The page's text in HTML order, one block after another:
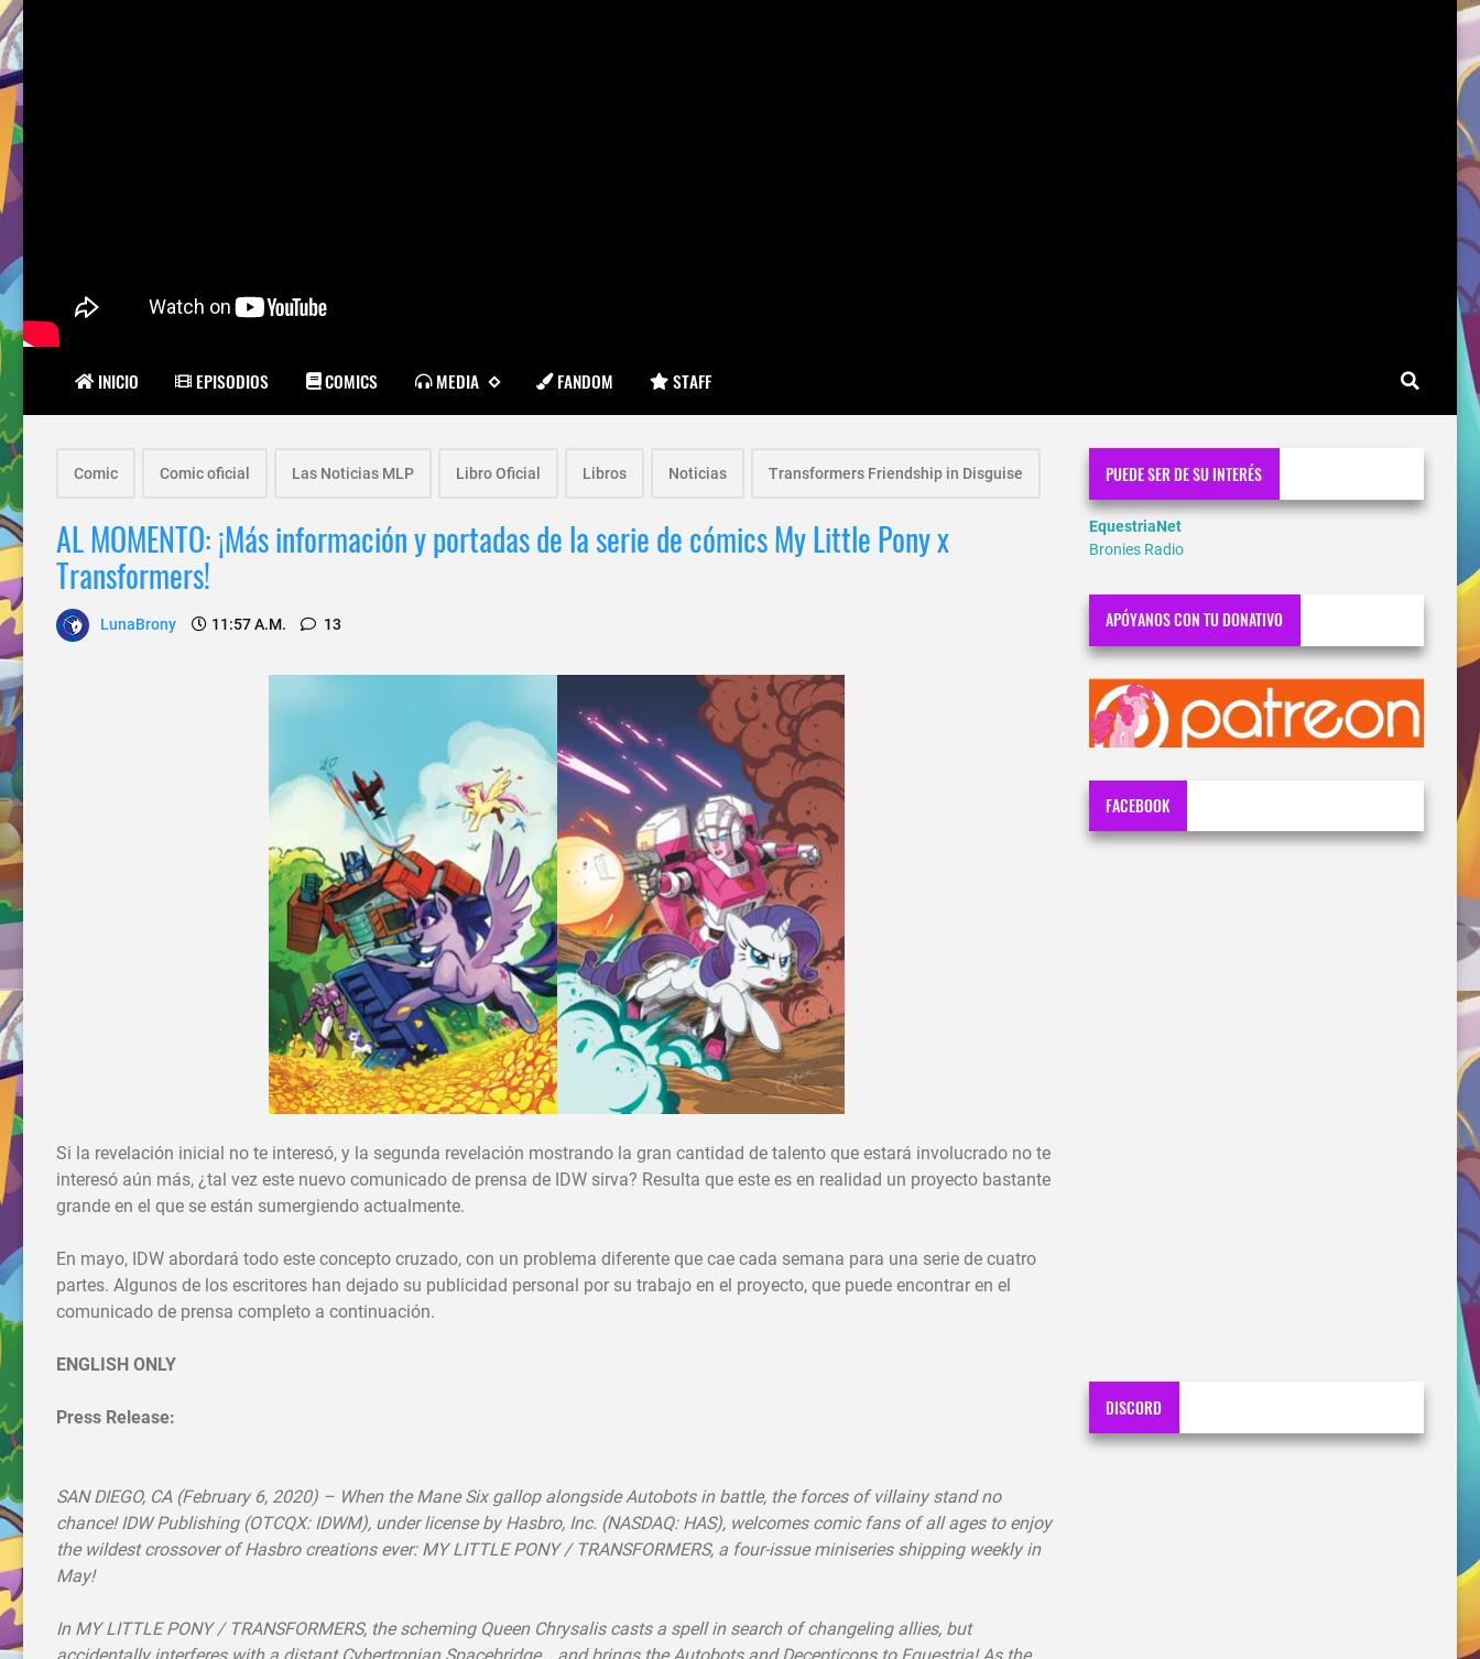
INICIO EPISODIOS COMICS MEDIA FANDOM STAFF
Comic Comic oficial Las Noticias MLP Libro Oficial Libros Noticias Transformers Friendship in Disguise
AL MOMENTO: ¡Más información y portadas de la serie de cómics My Little Pony x
Transformers!
LunaBrony 11:57 A.m. 13
Si la revelación inicial no te interesó, y la segunda revelación mostrando la gran cantidad de talento que estará involucrado no te
interesó aún más, ¿tal vez este nuevo comunicado de prensa de IDW sirva? Resulta que este es en realidad un proyecto bastante
grande en el que se están sumergiendo actualmente.
En mayo, IDW abordará todo este concepto cruzado, con un problema diferente que cae cada semana para una serie de cuatro
partes. Algunos de los escritores han dejado su publicidad personal por su trabajo en el proyecto, que puede encontrar en el
comunicado de prensa completo a continuación.
ENGLISH ONLY
Press Release:
SAN DIEGO, CA (February 6, 2020) – When the Mane Six gallop alongside Autobots in battle, the forces of villainy stand no
chance! IDW Publishing (OTCQX: IDWM), under license by Hasbro, Inc. (NASDAQ: HAS), welcomes comic fans of all ages to enjoy
the wildest crossover of Hasbro creations ever: MY LITTLE PONY / TRANSFORMERS, a four-issue miniseries shipping weekly in
May!
In MY LITTLE PONY / TRANSFORMERS, the scheming Queen Chrysalis casts a spell in search of changeling allies, but
accidentally interferes with a distant Cybertronian Spacebridge… and brings the Autobots and Decepticons to Equestria! As the
PUEDE SER DE SU INTERÉS
EquestriaNet
Bronies Radio
APÓYANOS CON TU DONATIVO
FACEBOOK
DISCORD